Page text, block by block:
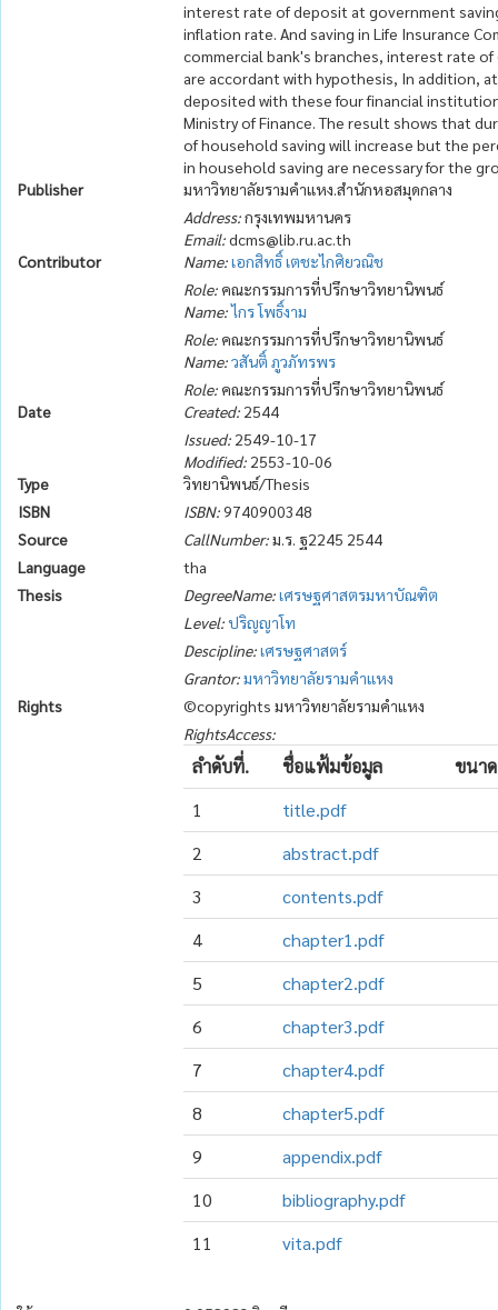
interest rate of deposit at government
inflation rate. And saving in Life Insurance
commercial bank's branches, interest rate
are accordant with hypothesis, In addition,
deposited with these four financial
Ministry of Finance. The result shows that
of household saving will increase but the
in household saving are necessary for the
Publisher
มหาวิทยาลัยรามคำแหง.สำนักหอสมุดกลาง
Address:กรุงเทพมหานคร
Email:dcms@lib.ru.ac.th
Contributor
Name:เอกสิทธิ์ เตชะไกศิยวณิช
Role: คณะกรรมการที่ปรึกษาวิทยานิพนธ์
Name:ไกร โพธิ์งาม
Role: คณะกรรมการที่ปรึกษาวิทยานิพนธ์
Name:วสันติ์ ภูวภัทรพร
Role: คณะกรรมการที่ปรึกษาวิทยานิพนธ์
Date
Created: 2544
Issued: 2549-10-17
Modified: 2553-10-06
Type
วิทยานิพนธ์/Thesis
ISBN
ISBN:9740900348
Source
CallNumber:ม.ร. ฐ2245 2544
Language
tha
Thesis
DegreeName:เศรษฐศาสตรมหาบัณฑิต
Level:ปริญญาโท
Descipline:เศรษฐศาสตร์
Grantor:มหาวิทยาลัยรามคำแหง
Rights
©copyrights มหาวิทยาลัยรามคำแหง
RightsAccess:
ลำดับที่. ชื่อแฟ้มข้อมูล ขนา
1
title.pdf
2
abstract.pdf
3
contents.pdf
4
chapter1.pdf
5
chapter2.pdf
6
chapter3.pdf
7
chapter4.pdf
8
chapter5.pdf
9
appendix.pdf
10
bibliography.pdf
11
vita.pdf